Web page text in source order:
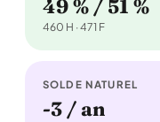
49 % / 51 %
460 H · 471 F
SOLDE NATUREL
-3 / an